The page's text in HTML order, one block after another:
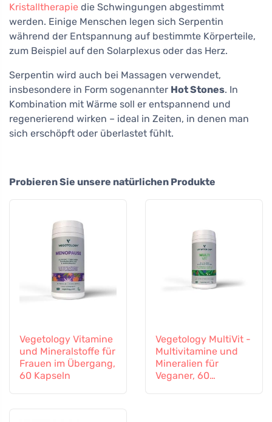
Kristalltherapie die Schwingungen abgestimmt
werden. Einige Menschen legen sich Serpentin
während der Entspannung auf bestimmte Körperteile,
zum Beispiel auf den Solarplexus oder das Herz.
Serpentin wird auch bei Massagen verwendet,
insbesondere in Form sogenannter Hot Stones. In
Kombination mit Wärme soll er entspannend und
regenerierend wirken – ideal in Zeiten, in denen man
sich erschöpft oder überlastet fühlt.
Probieren Sie unsere natürlichen Produkte
Vegetology Vitamine
und Mineralstoffe für
Frauen im Übergang,
60 Kapseln
Vegetology MultiVit -
Multivitamine und
Mineralien für
Veganer, 60